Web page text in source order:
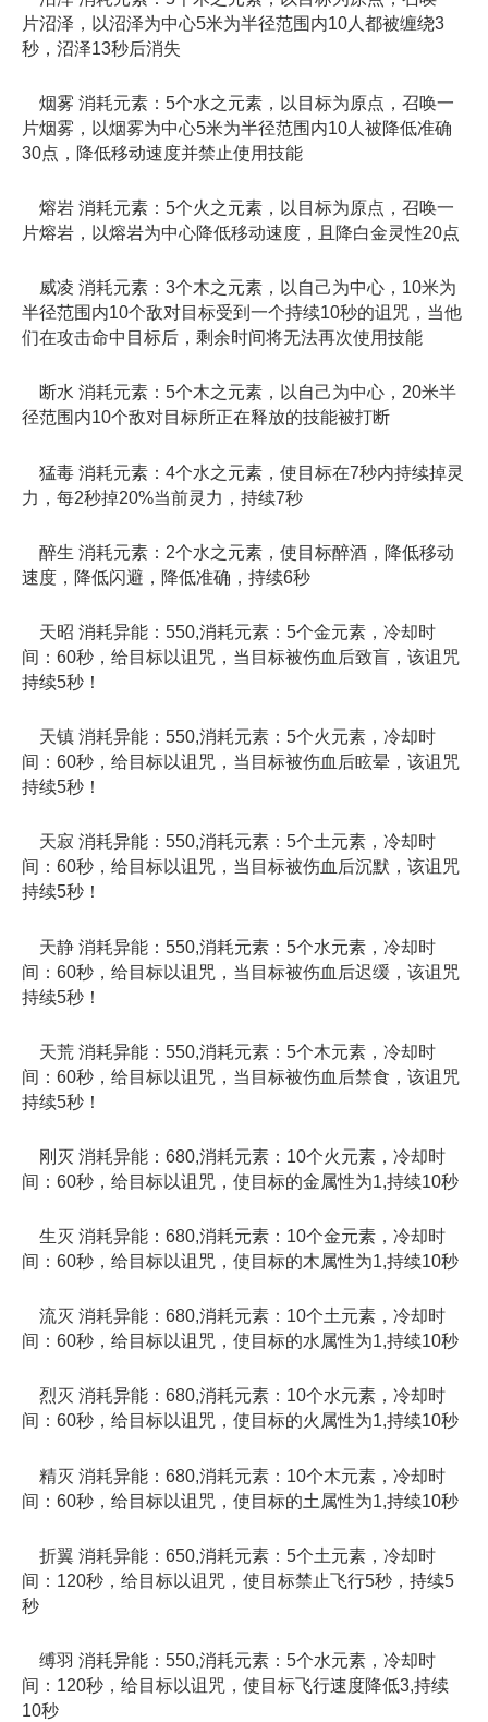
片沼泽，以沼泽为中心5米为半径范围内10人都被缠绕3
秒，沼泽13秒后消失
烟雾 消耗元素：5个水之元素，以目标为原点，召唤一
片烟雾，以烟雾为中心5米为半径范围内10人被降低准确
30点，降低移动速度并禁止使用技能
熔岩 消耗元素：5个火之元素，以目标为原点，召唤一
片熔岩，以熔岩为中心降低移动速度，且降白金灵性20点
威凌 消耗元素：3个木之元素，以自己为中心，10米为
半径范围内10个敌对目标受到一个持续10秒的诅咒，当他
们在攻击命中目标后，剩余时间将无法再次使用技能
断水 消耗元素：5个木之元素，以自己为中心，20米半
径范围内10个敌对目标所正在释放的技能被打断
猛毒 消耗元素：4个水之元素，使目标在7秒内持续掉灵
力，每2秒掉20%当前灵力，持续7秒
醉生 消耗元素：2个水之元素，使目标醉酒，降低移动
速度，降低闪避，降低准确，持续6秒
天昭 消耗异能：550,消耗元素：5个金元素，冷却时
间：60秒，给目标以诅咒，当目标被伤血后致盲，该诅咒
持续5秒！
天镇 消耗异能：550,消耗元素：5个火元素，冷却时
间：60秒，给目标以诅咒，当目标被伤血后眩晕，该诅咒
持续5秒！
天寂 消耗异能：550,消耗元素：5个土元素，冷却时
间：60秒，给目标以诅咒，当目标被伤血后沉默，该诅咒
持续5秒！
天静 消耗异能：550,消耗元素：5个水元素，冷却时
间：60秒，给目标以诅咒，当目标被伤血后迟缓，该诅咒
持续5秒！
天荒 消耗异能：550,消耗元素：5个木元素，冷却时
间：60秒，给目标以诅咒，当目标被伤血后禁食，该诅咒
持续5秒！
刚灭 消耗异能：680,消耗元素：10个火元素，冷却时
间：60秒，给目标以诅咒，使目标的金属性为1,持续10秒
生灭 消耗异能：680,消耗元素：10个金元素，冷却时
间：60秒，给目标以诅咒，使目标的木属性为1,持续10秒
流灭 消耗异能：680,消耗元素：10个土元素，冷却时
间：60秒，给目标以诅咒，使目标的水属性为1,持续10秒
烈灭 消耗异能：680,消耗元素：10个水元素，冷却时
间：60秒，给目标以诅咒，使目标的火属性为1,持续10秒
精灭 消耗异能：680,消耗元素：10个木元素，冷却时
间：60秒，给目标以诅咒，使目标的土属性为1,持续10秒
折翼 消耗异能：650,消耗元素：5个土元素，冷却时
间：120秒，给目标以诅咒，使目标禁止飞行5秒，持续5
秒
缚羽 消耗异能：550,消耗元素：5个水元素，冷却时
间：120秒，给目标以诅咒，使目标飞行速度降低3,持续
10秒